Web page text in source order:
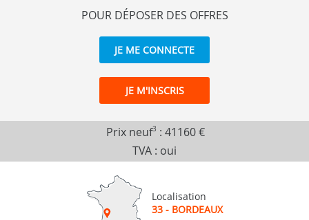
POUR DÉPOSER DES OFFRES
JE ME CONNECTE
JE M'INSCRIS
Prix neuf3 : 41160 €
TVA : oui
Localisation
33 - BORDEAUX